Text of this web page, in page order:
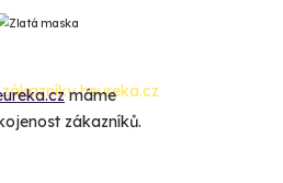
máme
zákazníků.